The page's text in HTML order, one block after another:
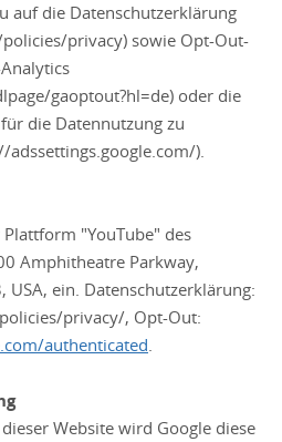
auf die Datenschutzerklärung
privacy) sowie Opt-Out-
gaoptout?hl=de) oder die
die Datennutzung zu
).
"YouTube" des
Amphitheatre Parkway,
USA, ein. Datenschutzerklärung:
privacy/, Opt-Out:
authenticated.
Website wird Google diese